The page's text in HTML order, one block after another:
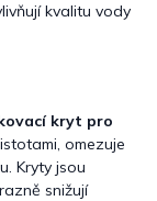
kvalitu vody
kryt pro
omezuje
Kryty jsou
snižují